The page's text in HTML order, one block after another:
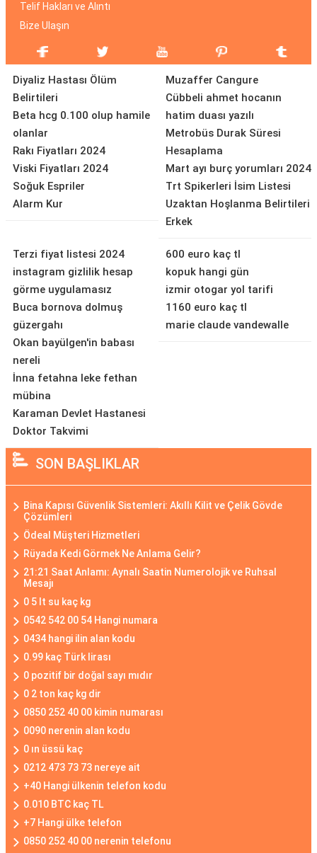
Telif Hakları ve Alıntı
Bize Ulaşın
Diyaliz Hastası Ölüm
Belirtileri
Beta hcg 0.100 olup hamile
olanlar
Rakı Fiyatları 2024
Viski Fiyatları 2024
Soğuk Espriler
Alarm Kur
Muzaffer Cangure
Cübbeli ahmet hocanın
hatim duası yazılı
Metrobüs Durak Süresi
Hesaplama
Mart ayı burç yorumları 2024
Trt Spikerleri İsim Listesi
Uzaktan Hoşlanma Belirtileri
Erkek
Terzi fiyat listesi 2024
instagram gizlilik hesap
görme uygulamasız
Buca bornova dolmuş
güzergahı
Okan bayülgen'in babası
nereli
İnna fetahna leke fethan
mübina
Karaman Devlet Hastanesi
Doktor Takvimi
600 euro kaç tl
kopuk hangi gün
izmir otogar yol tarifi
1160 euro kaç tl
marie claude vandewalle
SON BAŞLIKLAR
Bina Kapısı Güvenlik Sistemleri: Akıllı Kilit ve Çelik Gövde
Çözümleri
Ödeal Müşteri Hizmetleri
Rüyada Kedi Görmek Ne Anlama Gelir?
21:21 Saat Anlamı: Aynalı Saatin Numerolojik ve Ruhsal
Mesajı
0 5 lt su kaç kg
0542 542 00 54 Hangi numara
0434 hangi ilin alan kodu
0.99 kaç Türk lirası
0 pozitif bir doğal sayı mıdır
0 2 ton kaç kg dir
0850 252 40 00 kimin numarası
0090 nerenin alan kodu
0 ın üssü kaç
0212 473 73 73 nereye ait
+40 Hangi ülkenin telefon kodu
0.010 BTC kaç TL
+7 Hangi ülke telefon
0850 252 40 00 nerenin telefonu